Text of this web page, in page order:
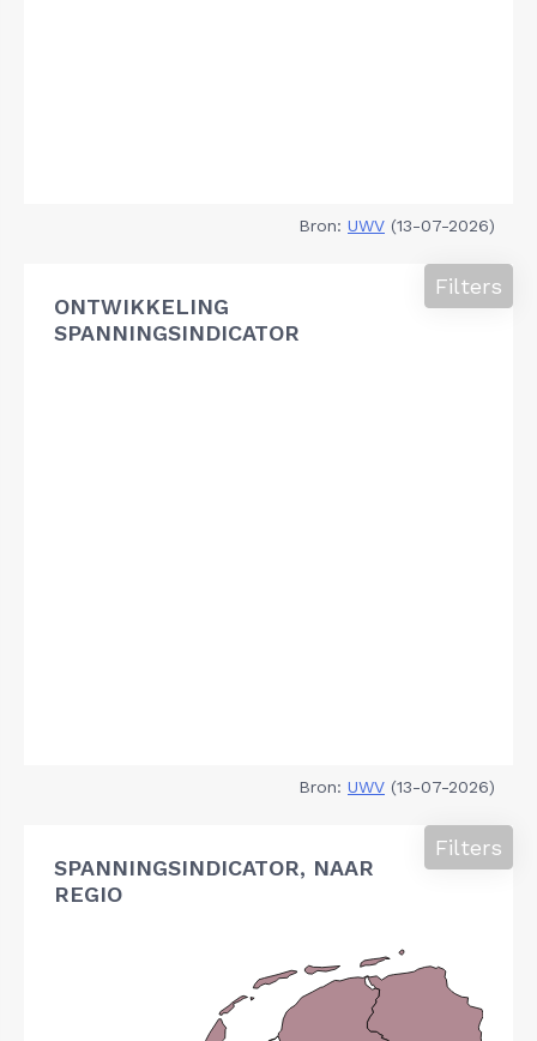
Bron: UWV (13-07-2026)
ONTWIKKELING
SPANNINGSINDICATOR
Filters
Bron: UWV (13-07-2026)
SPANNINGSINDICATOR, NAAR
REGIO
Filters